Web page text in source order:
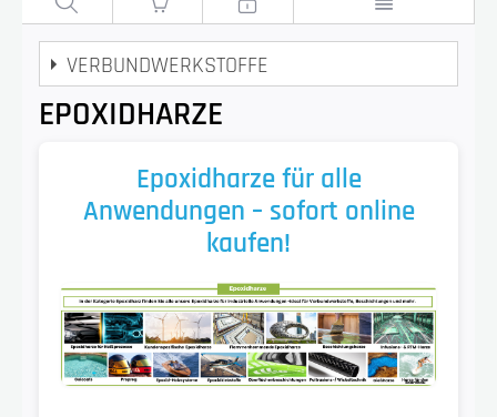
VERBUNDWERKSTOFFE
EPOXIDHARZE
Epoxidharze für alle
Anwendungen – sofort online
kaufen!